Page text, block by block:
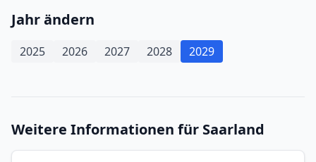
Jahr ändern
2025 2026 2027 2028 2029
Weitere Informationen für Saarland